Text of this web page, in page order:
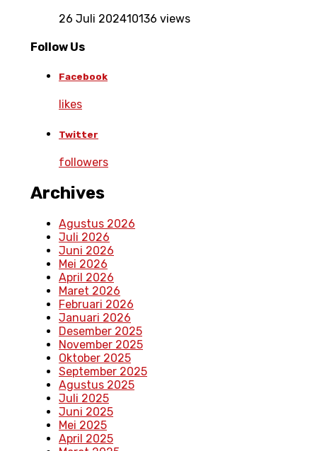
26 Juli 202410136 views
Follow Us
Facebook
likes
Twitter
followers
Archives
Agustus 2026
Juli 2026
Juni 2026
Mei 2026
April 2026
Maret 2026
Februari 2026
Januari 2026
Desember 2025
November 2025
Oktober 2025
September 2025
Agustus 2025
Juli 2025
Juni 2025
Mei 2025
April 2025